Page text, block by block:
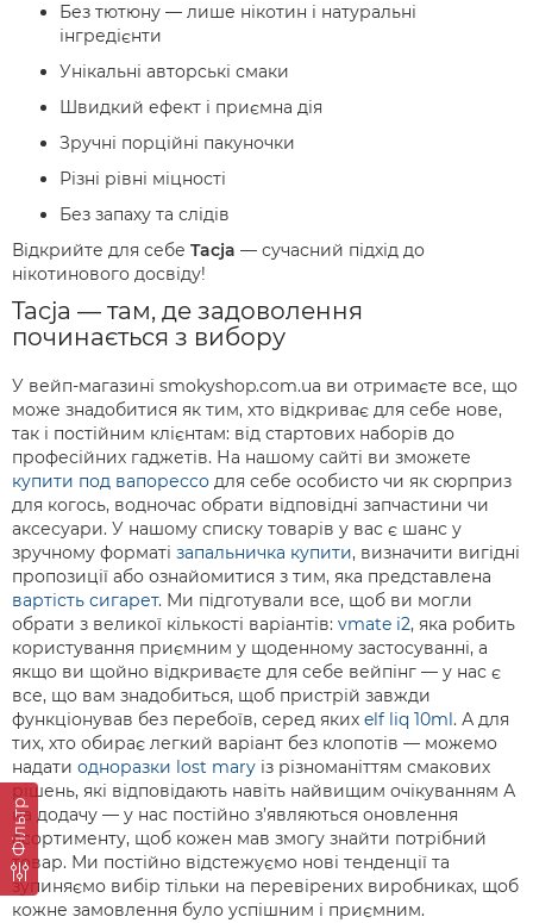
Фільтр
Без тютюну — лише нікотин і натуральні
інгредієнти
Унікальні авторські смаки
Швидкий ефект і приємна дія
Зручні порційні пакуночки
Різні рівні міцності
Без запаху та слідів
Відкрийте для себе Tacja — сучасний підхід до
нікотинового досвіду!
Tacja — там, де задоволення
починається з вибору
У вейп-магазині smokyshop.com.ua ви отримаєте все, що
може знадобитися як тим, хто відкриває для себе нове,
так і постійним клієнтам: від стартових наборів до
професійних гаджетів. На нашому сайті ви зможете
купити под вапорессо для себе особисто чи як сюрприз
для когось, водночас обрати відповідні запчастини чи
аксесуари. У нашому списку товарів у вас є шанс у
зручному форматі запальничка купити, визначити вигідні
пропозиції або ознайомитися з тим, яка представлена
вартість сигарет. Ми підготували все, щоб ви могли
обрати з великої кількості варіантів: vmate i2, яка робить
користування приємним у щоденному застосуванні, а
якщо ви щойно відкриваєте для себе вейпінг — у нас є
все, що вам знадобиться, щоб пристрій завжди
функціонував без перебоїв, серед яких elf liq 10ml. А для
тих, хто обирає легкий варіант без клопотів — можемо
надати одноразки lost mary із різноманіттям смакових
рішень, які відповідають навіть найвищим очікуванням А
на додачу — у нас постійно з’являються оновлення
асортименту, щоб кожен мав змогу знайти потрібний
товар. Ми постійно відстежуємо нові тенденції та
зупиняємо вибір тільки на перевірених виробниках, щоб
кожне замовлення було успішним і приємним.